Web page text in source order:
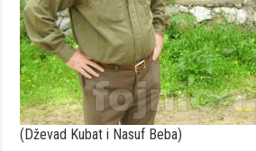
(Dževad Kubat i Nasuf Beba)